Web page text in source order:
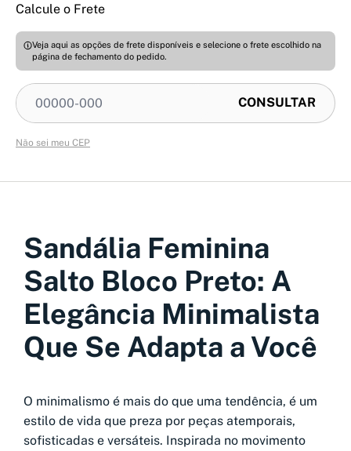
Calcule o Frete
Veja aqui as opções de frete disponíveis e selecione o frete escolhido na
página de fechamento do pedido.
Não sei meu CEP
Sandália Feminina
Salto Bloco Preto: A
Elegância Minimalista
Que Se Adapta a Você
O minimalismo é mais do que uma tendência, é um
estilo de vida que preza por peças atemporais,
sofisticadas e versáteis. Inspirada no movimento